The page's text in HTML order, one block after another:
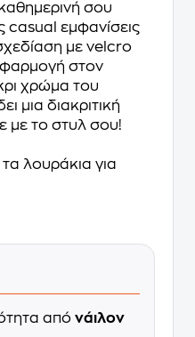
σου
casual εμφανίσεις
με velcro
στον
χρώμα του
μια διακριτική
με το στυλ σου!
λουράκια για
από νάιλον